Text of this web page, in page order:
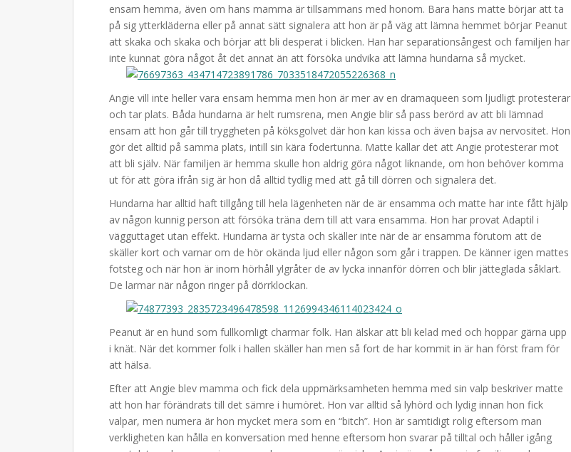
ensam hemma, även om hans mamma är tillsammans med honom. Bara hans matte börjar att ta
på sig ytterkläderna eller på annat sätt signalera att hon är på väg att lämna hemmet börjar Peanut
att skaka och skaka och börjar att bli desperat i blicken. Han har separationsångest och familjen har
inte kunnat göra något åt det annat än att försöka undvika att lämna hundarna så mycket.
Angie vill inte heller vara ensam hemma men hon är mer av en dramaqueen som ljudligt protesterar
och tar plats. Båda hundarna är helt rumsrena, men Angie blir så pass berörd av att bli lämnad
ensam att hon går till tryggheten på köksgolvet där hon kan kissa och även bajsa av nervositet. Hon
gör det alltid på samma plats, intill sin kära fodertunna. Matte kallar det att Angie protesterar mot
att bli själv. När familjen är hemma skulle hon aldrig göra något liknande, om hon behöver komma
ut för att göra ifrån sig är hon då alltid tydlig med att gå till dörren och signalera det.
Hundarna har alltid haft tillgång till hela lägenheten när de är ensamma och matte har inte fått hjälp
av någon kunnig person att försöka träna dem till att vara ensamma. Hon har provat Adaptil i
vägguttaget utan effekt. Hundarna är tysta och skäller inte när de är ensamma förutom att de
skäller kort och varnar om de hör okända ljud eller någon som går i trappen. De känner igen mattes
fotsteg och när hon är inom hörhåll ylgråter de av lycka innanför dörren och blir jätteglada såklart.
De larmar när någon ringer på dörrklockan.
Peanut är en hund som fullkomligt charmar folk. Han älskar att bli kelad med och hoppar gärna upp
i knät. När det kommer folk i hallen skäller han men så fort de har kommit in är han först fram för
att hälsa.
Efter att Angie blev mamma och fick dela uppmärksamheten hemma med sin valp beskriver matte
att hon har förändrats till det sämre i humöret. Hon var alltid så lyhörd och lydig innan hon fick
valpar, men numera är hon mycket mera som en “bitch”. Hon är samtidigt rolig eftersom man
verkligheten kan hålla en konversation med henne eftersom hon svarar på tilltal och håller igång